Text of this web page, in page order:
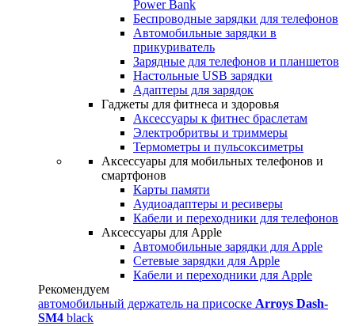
Power Bank
Беспроводные зарядки для телефонов
Автомобильные зарядки в
прикуриватель
Зарядные для телефонов и планшетов
Настольные USB зарядки
Адаптеры для зарядок
Гаджеты для фитнеса и здоровья
Аксессуары к фитнес браслетам
Электробритвы и триммеры
Термометры и пульсоксиметры
Аксессуары для мобильных телефонов и
смартфонов
Карты памяти
Аудиоадаптеры и ресиверы
Кабели и переходники для телефонов
Аксессуары для Apple
Автомобильные зарядки для Apple
Сетевые зарядки для Apple
Кабели и переходники для Apple
Рекомендуем
автомобильный держатель на присоске Arroys Dash-
SM4 black